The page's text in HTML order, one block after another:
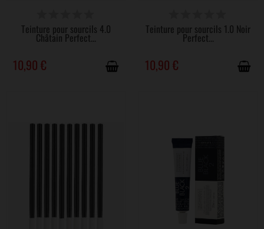
Teinture pour sourcils 4.0
Châtain Perfect...
10,90 €
Teinture pour sourcils 1.0 Noir
Perfect...
10,90 €